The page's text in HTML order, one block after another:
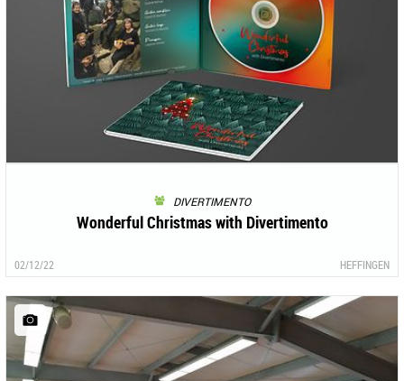
DIVERTIMENTO
Wonderful Christmas with Divertimento
02/12/22 HEFFINGEN